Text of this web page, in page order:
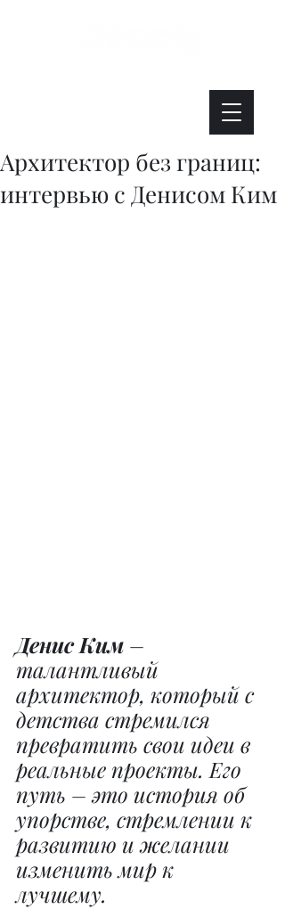
Архитектор без границ:
интервью с Денисом Ким
Денис Ким –
талантливый
архитектор, который с
детства стремился
превратить свои идеи в
реальные проекты. Его
путь – это история об
упорстве, стремлении к
развитию и желании
изменить мир к
лучшему.